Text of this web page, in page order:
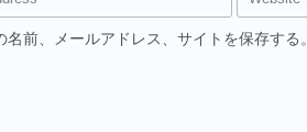
前、メールアドレス、サイトを保存する。